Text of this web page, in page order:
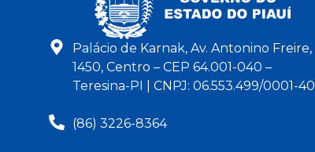
Palácio de Karnak, Av. Antonino Freire,
1450, Centro – CEP 64.001-040 –
Teresina-PI | CNPJ: 06.553.499/0001-40
(86) 3226-8364